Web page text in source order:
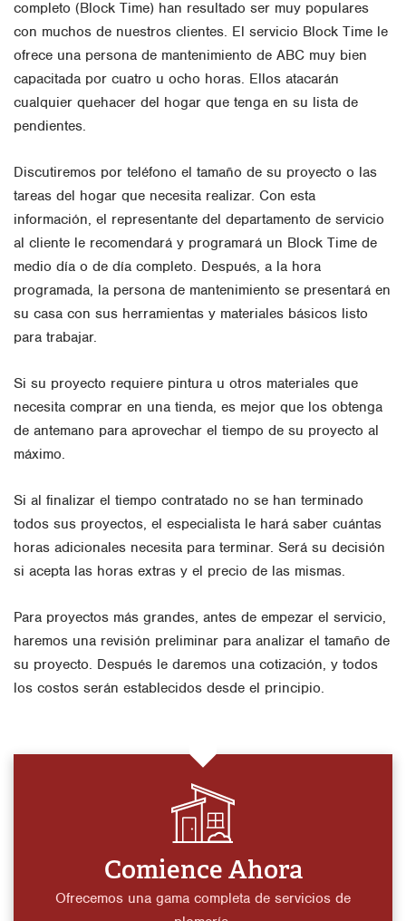
completo (Block Time) han resultado ser muy populares
con muchos de nuestros clientes. El servicio Block Time le
ofrece una persona de mantenimiento de ABC muy bien
capacitada por cuatro u ocho horas. Ellos atacarán
cualquier quehacer del hogar que tenga en su lista de
pendientes.
Discutiremos por teléfono el tamaño de su proyecto o las
tareas del hogar que necesita realizar. Con esta
información, el representante del departamento de servicio
al cliente le recomendará y programará un Block Time de
medio día o de día completo. Después, a la hora
programada, la persona de mantenimiento se presentará en
su casa con sus herramientas y materiales básicos listo
para trabajar.
Si su proyecto requiere pintura u otros materiales que
necesita comprar en una tienda, es mejor que los obtenga
de antemano para aprovechar el tiempo de su proyecto al
máximo.
Si al finalizar el tiempo contratado no se han terminado
todos sus proyectos, el especialista le hará saber cuántas
horas adicionales necesita para terminar. Será su decisión
si acepta las horas extras y el precio de las mismas.
Para proyectos más grandes, antes de empezar el servicio,
haremos una revisión preliminar para analizar el tamaño de
su proyecto. Después le daremos una cotización, y todos
los costos serán establecidos desde el principio.
Comience Ahora
Ofrecemos una gama completa de servicios de